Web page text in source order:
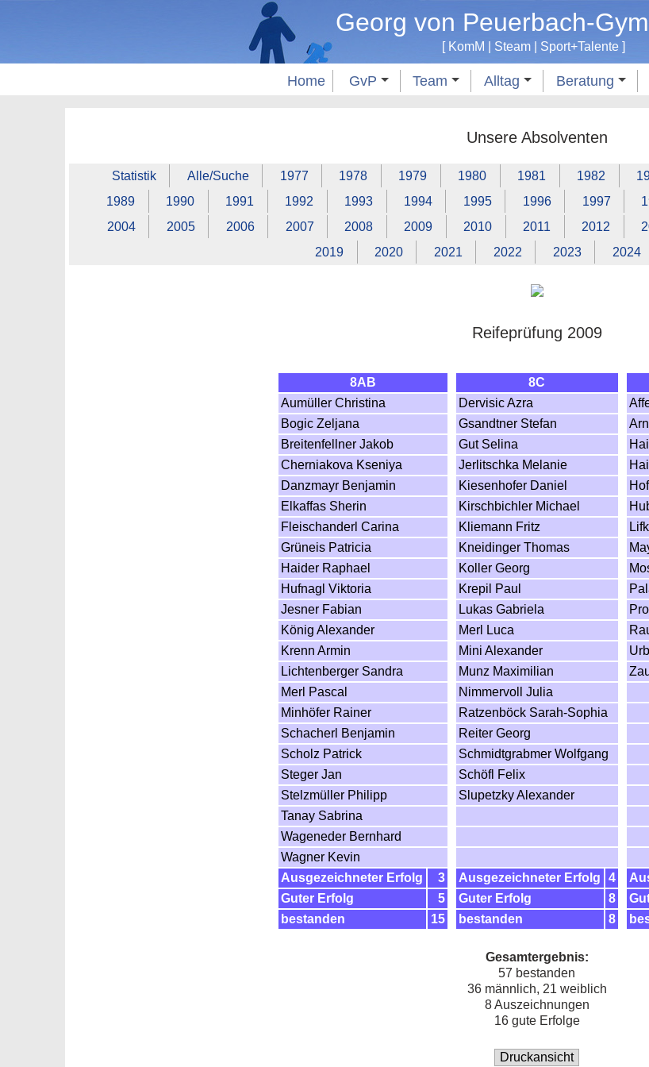
Georg von Peuerbach-
[ KomM Steam| Sport+Talente]
Home GvP Team Alltag Beratung
Unsere Absolventen
Statistik Alle/Suche 1977 1978 1979 1980 1981 1982
1989
1990 1991 1992 1993 1994 1995 1996 1997
2004
2005 2006 2007 2008 2009 2010 2011 2012
2019
2020 2021 2022 2023 2024
Reifeprüfung 2009
8AB 8C
Aumüller Christina
Dervisic Azra
Bogic Zeljana
Gsandtner Stefan
Breitenfellner Jakob
Gut Selina
Cherniakova Kseniya
Jerlitschka Melanie
Danzmayr Benjamin
Kiesenhofer Daniel
Elkaffas Sherin
Kirschbichler Michael
Fleischanderl Carina
Kliemann Fritz
Grüneis Patricia
Kneidinger Thomas
Haider Raphael
Koller Georg
Hufnagl Viktoria
Krepil Paul
Jesner Fabian
Lukas Gabriela
König Alexander
Merl Luca
Krenn Armin
Mini Alexander
Lichtenberger Sandra
Munz Maximilian
Merl Pascal
Nimmervoll Julia
Minhöfer Rainer
Ratzenböck Sarah-Sophia
Schacherl Benjamin
Reiter Georg
Scholz Patrick
Schmidtgrabmer Wolfgang
Steger Jan
Schöfl Felix
Stelzmüller Philipp
Slupetzky Alexander
Tanay Sabrina
Wageneder Bernhard
Wagner Kevin
Ausgezeichneter Erfolg
3 Ausgezeichneter Erfolg 4
Guter Erfolg
5 Guter Erfolg 8
bestanden
15 bestanden 8
Gesamtergebnis:
57 bestanden
36 männlich, 21 weiblich
8 Auszeichnungen
16 gute Erfolge